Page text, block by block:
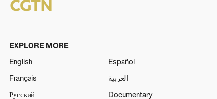
EXPLORE MORE
English
Español
Français
العربية
Русский
Documentary